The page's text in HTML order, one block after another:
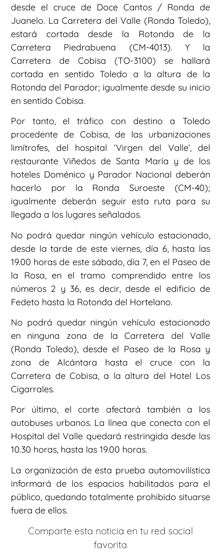
desde el cruce de Doce Cantos / Ronda de
Juanelo. La Carretera del Valle (Ronda Toledo),
estará cortada desde la Rotonda de la
Carretera Piedrabuena (CM-4013). Y la
Carretera de Cobisa (TO-3100) se hallará
cortada en sentido Toledo a la altura de la
Rotonda del Parador; igualmente desde su inicio
en sentido Cobisa.
Por tanto, el tráfico con destino a Toledo
procedente de Cobisa, de las urbanizaciones
limítrofes, del hospital ‘Virgen del Valle’, del
restaurante Viñedos de Santa María y de los
hoteles Doménico y Parador Nacional deberán
hacerlo por la Ronda Suroeste (CM-40);
igualmente deberán seguir esta ruta para su
llegada a los lugares señalados.
No podrá quedar ningún vehículo estacionado,
desde la tarde de este viernes, día 6, hasta las
19.00 horas de este sábado, día 7, en el Paseo de
la Rosa, en el tramo comprendido entre los
números 2 y 36, es decir, desde el edificio de
Fedeto hasta la Rotonda del Hortelano.
No podrá quedar ningún vehículo estacionado
en ninguna zona de la Carretera del Valle
(Ronda Toledo), desde el Paseo de la Rosa y
zona de Alcántara hasta el cruce con la
Carretera de Cobisa, a la altura del Hotel Los
Cigarrales.
Por último, el corte afectará también a los
autobuses urbanos. La línea que conecta con el
Hospital del Valle quedará restringida desde las
10.30 horas, hasta las 19.00 horas.
La organización de esta prueba automovilística
informará de los espacios habilitados para el
público, quedando totalmente prohibido situarse
fuera de ellos.
Comparte esta noticia en tu red social
favorita